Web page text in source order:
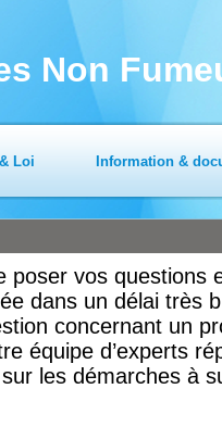
Non
Loi Information &
poser vos questions
dans un délai très
concernant un
équipe d’experts
les démarches à